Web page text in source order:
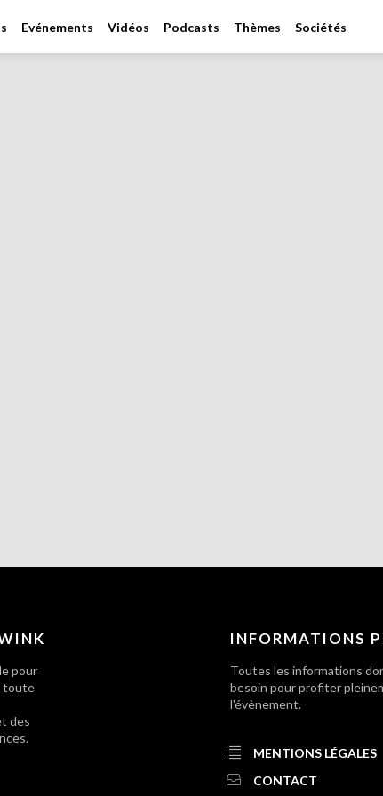
Evénements Vidéos Podcasts Thèmes Sociétés
pour
toute
des
INFORMATIONS
Toutes les informations
besoin pour profiter
l'évènement.
MENTIONS LÉGALES
CONTACT